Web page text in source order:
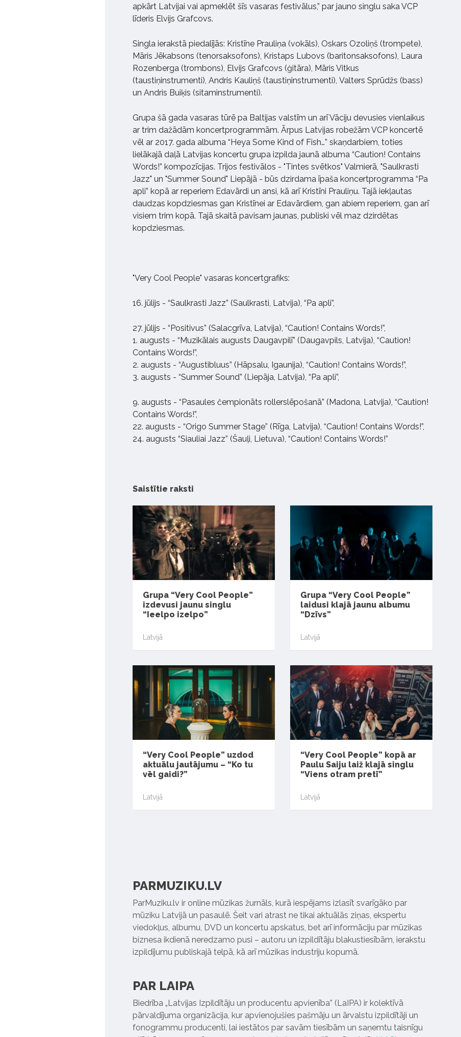
apkārt Latvijai vai apmeklēt šīs vasaras festivālus,” par jauno singlu saka VCP
līderis Elvijs Grafcovs.
Singla ierakstā piedalījās: Kristīne Prauliņa (vokāls), Oskars Ozoliņš (trompete),
Māris Jēkabsons (tenorsaksofons), Kristaps Lubovs (baritonsaksofons), Laura
Rozenberga (trombons), Elvijs Grafcovs (ģitāra), Māris Vitkus
(taustiņinstrumenti), Andris Kauliņš (taustiņinstrumenti), Valters Sprūdžs (bass)
un Andris Buiķis (sitaminstrumenti).
Grupa šā gada vasaras tūrē pa Baltijas valstīm un arī Vāciju devusies vienlaikus
ar trim dažādām koncertprogrammām. Ārpus Latvijas robežām VCP koncertē
vēl ar 2017. gada albuma “Heya Some Kind of Fish…” skaņdarbiem, toties
lielākajā daļā Latvijas koncertu grupa izpilda jaunā albuma “Caution! Contains
Words!” kompozīcijas. Trijos festivālos - "Tintes svētkos" Valmierā, "Saulkrasti
Jazz" un "Summer Sound" Liepājā - būs dzirdama īpaša koncertprogramma “Pa
apli” kopā ar reperiem Edavārdi un ansi, kā arī Kristīni Prauliņu. Tajā iekļautas
daudzas kopdziesmas gan Kristīnei ar Edavārdiem, gan abiem reperiem, gan arī
visiem trim kopā. Tajā skaitā pavisam jaunas, publiski vēl maz dzirdētas
kopdziesmas.
"Very Cool People" vasaras koncertgrafiks:
16. jūlijs - “Saulkrasti Jazz” (Saulkrasti, Latvija), “Pa apli”,
27. jūlijs - “Positivus” (Salacgrīva, Latvija), “Caution! Contains Words!”,
1. augusts - “Muzikālais augusts Daugavpilī” (Daugavpils, Latvija), “Caution!
Contains Words!”,
2. augusts - “Augustibluus” (Hāpsalu, Igaunija), “Caution! Contains Words!”,
3. augusts - “Summer Sound” (Liepāja, Latvija), “Pa apli”,
9. augusts - “Pasaules čempionāts rollerslēpošanā” (Madona, Latvija), “Caution!
Contains Words!”,
22. augusts - “Origo Summer Stage” (Rīga, Latvija), “Caution! Contains Words!”,
24. augusts “Siauliai Jazz” (Šauļi, Lietuva), “Caution! Contains Words!”
Saistītie raksti
Grupa “Very Cool People”
izdevusi jaunu singlu
“Ieelpo izelpo”
Latvijā
Grupa “Very Cool People”
laidusi klajā jaunu albumu
“Dzīvs”
Latvijā
“Very Cool People” uzdod
aktuālu jautājumu – “Ko tu
vēl gaidi?”
Latvijā
“Very Cool People” kopā ar
Paulu Saiju laiž klajā singlu
“Viens otram pretī”
Latvijā
PARMUZIKU.LV
ParMuziku.lv ir online mūzikas žurnāls, kurā iespējams izlasīt svarīgāko par
mūziku Latvijā un pasaulē. Šeit vari atrast ne tikai aktuālās ziņas, ekspertu
viedokļus, albumu, DVD un koncertu apskatus, bet arī informāciju par mūzikas
biznesa ikdienā neredzamo pusi – autoru un izpildītāju blakustiesībām, ierakstu
izpildījumu publiskajā telpā, kā arī mūzikas industriju kopumā.
PAR LAIPA
Biedrība „Latvijas Izpildītāju un producentu apvienība” (LaIPA) ir kolektīvā
pārvaldījuma organizācija, kur apvienojušies pašmāju un ārvalstu izpildītāji un
fonogrammu producenti, lai iestātos par savām tiesībām un saņemtu taisnīgu